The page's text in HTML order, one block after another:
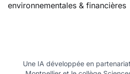
environnementales & financières
Une IA développée en